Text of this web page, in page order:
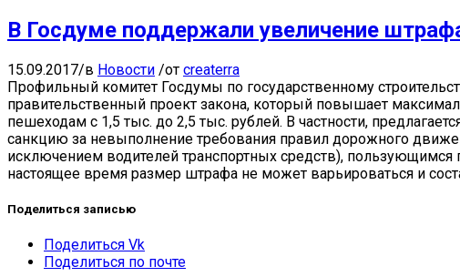
В Госдуме поддержали увеличение
15.09.2017/в Новости /от createrra
Профильный комитет Госдумы по государственному
правительственный проект закона, который повышает
пешеходам с 1,5 тыс. до 2,5 тыс. рублей. В частности,
санкцию за невыполнение требования правил дорожного
исключением водителей транспортных средств),
настоящее время размер штрафа не может варьироваться и
Поделиться записью
Поделиться Vk
Поделиться по почте